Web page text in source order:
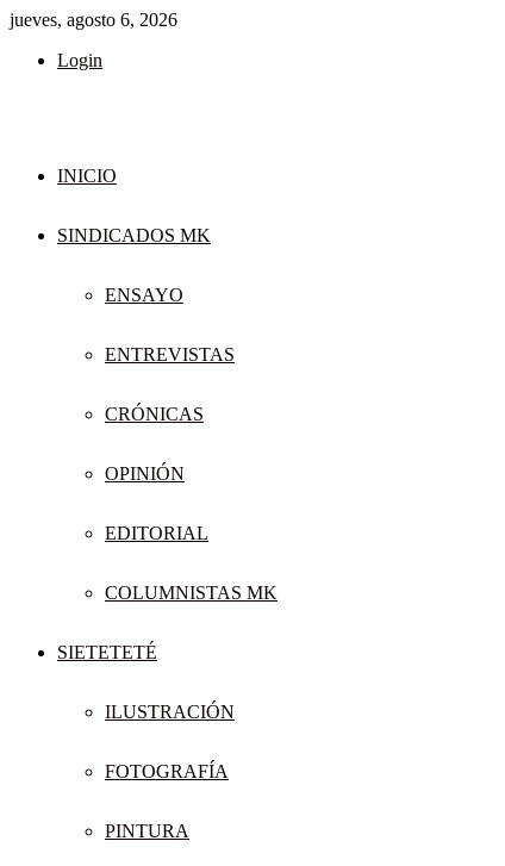
jueves, agosto 6, 2026
Login
INICIO
SINDICADOS MK
ENSAYO
ENTREVISTAS
CRÓNICAS
OPINIÓN
EDITORIAL
COLUMNISTAS MK
SIETETETÉ
ILUSTRACIÓN
FOTOGRAFÍA
PINTURA